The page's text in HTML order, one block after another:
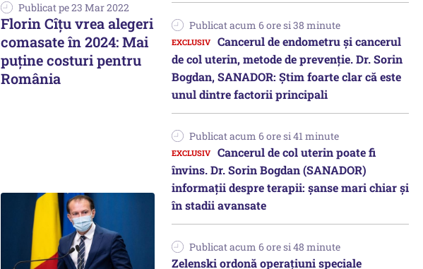
Publicat pe 23 Mar 2022
Florin Cîțu vrea alegeri
comasate în 2024: Mai
puține costuri pentru
România
Publicat acum 6 ore si 38 minute
Cancerul de endometru și cancerul
de col uterin, metode de prevenție. Dr. Sorin
Bogdan, SANADOR: Știm foarte clar că este
unul dintre factorii principali
Publicat acum 6 ore si 41 minute
Cancerul de col uterin poate fi
învins. Dr. Sorin Bogdan (SANADOR)
informații despre terapii: șanse mari chiar și
în stadii avansate
Publicat acum 6 ore si 48 minute
Zelenski ordonă operațiuni speciale